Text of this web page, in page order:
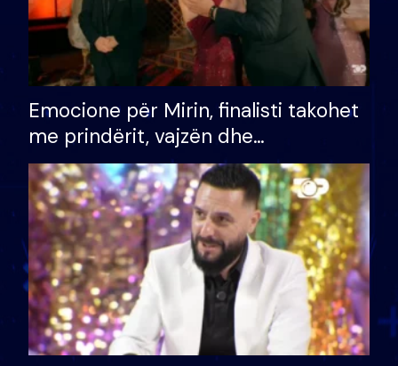
Emocione për Mirin, finalisti takohet
me prindërit, vajzën dhe
bashkëshorten: S’kemi ndonjë letër
divorci apo jo?